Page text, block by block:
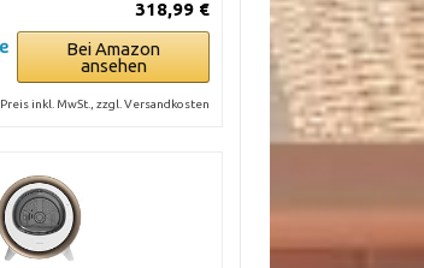
318,99 €
Bei Amazon
ansehen
Preis inkl. MwSt., zzgl. Versandkosten